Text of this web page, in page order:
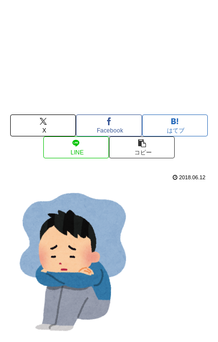
X Facebook はてブ
LINE コピー
2018.06.12